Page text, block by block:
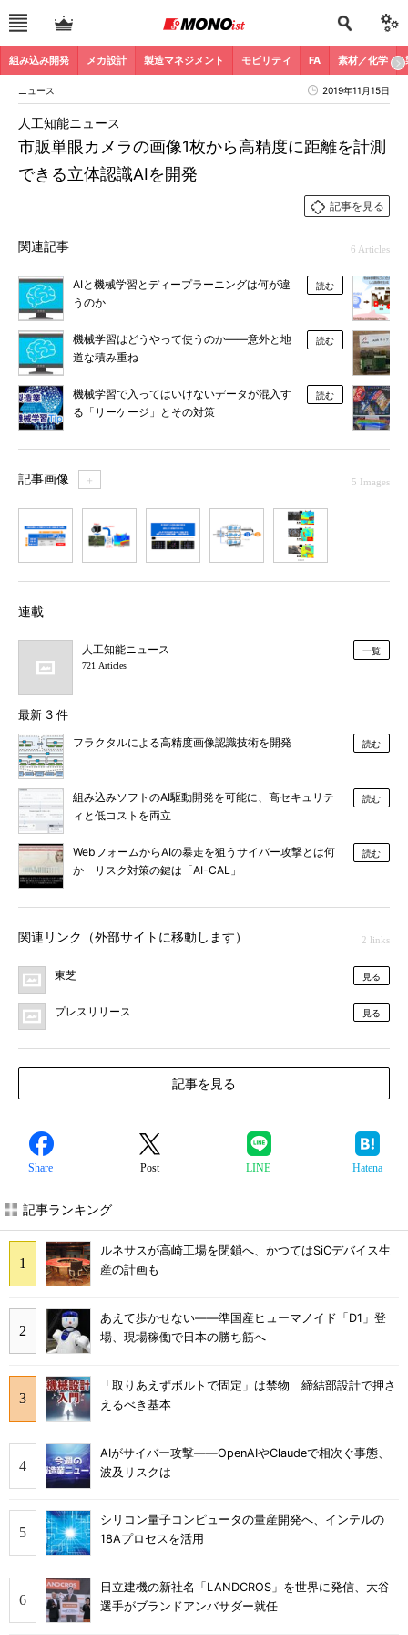
組み込み開発 メカ設計 製造マネジメント モビリティ FA 素材／化学
ニュース 2019年11月15日
市販単眼カメラの画像1枚から高精度に距離を計測
できる立体認識AIを開発
人工知能ニュース
記事を見る
関連記事 6 Articles
AIと機械学習とディープラーニングは何が違
うのか
読む
機械学習はどうやって使うのか――意外と地
道な積み重ね
読む
機械学習で入ってはいけないデータが混入す
る「リーケージ」とその対策
読む
記事画像 ＋ 5 Images
連載
人工知能ニュース
721 Articles
一覧
最新 3 件
フラクタルによる高精度画像認識技術を開発 読む
組み込みソフトのAI駆動開発を可能に、高セキュリテ
ィと低コストを両立
読む
WebフォームからAIの暴走を狙うサイバー攻撃とは何
か リスク対策の鍵は「AI-CAL」
読む
関連リンク（外部サイトに移動します） 2 links
東芝 見る
プレスリリース 見る
記事を見る
Share Post LINE Hatena
記事ランキング
ルネサスが高崎工場を閉鎖へ、かつてはSiCデバイス生
産の計画も
あえて歩かせない――準国産ヒューマノイド「D1」登
場、現場稼働で日本の勝ち筋へ
「取りあえずボルトで固定」は禁物 締結部設計で押さ
えるべき基本
AIがサイバー攻撃――OpenAIやClaudeで相次ぐ事態、
波及リスクは
シリコン量子コンピュータの量産開発へ、インテルの
18Aプロセスを活用
日立建機の新社名「LANDCROS」を世界に発信、大谷
選手がブランドアンバサダー就任